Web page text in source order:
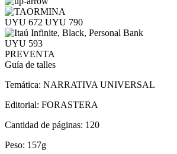
UYU 672 UYU 790
UYU 593
PREVENTA
Guía de talles
Temática: NARRATIVA UNIVERSAL
Editorial: FORASTERA
Cantidad de páginas: 120
Peso: 157g